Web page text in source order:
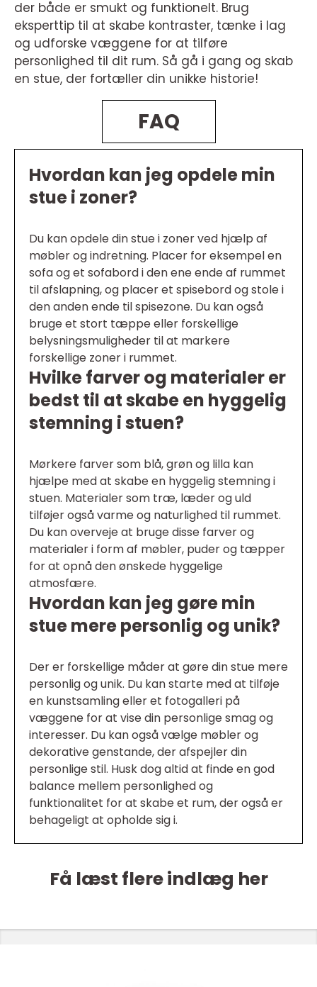
der både er smukt og funktionelt. Brug
eksperttip til at skabe kontraster, tænke i lag
og udforske væggene for at tilføre
personlighed til dit rum. Så gå i gang og skab
en stue, der fortæller din unikke historie!
FAQ
Hvordan kan jeg opdele min
stue i zoner?
Du kan opdele din stue i zoner ved hjælp af
møbler og indretning. Placer for eksempel en
sofa og et sofabord i den ene ende af rummet
til afslapning, og placer et spisebord og stole i
den anden ende til spisezone. Du kan også
bruge et stort tæppe eller forskellige
belysningsmuligheder til at markere
forskellige zoner i rummet.
Hvilke farver og materialer er
bedst til at skabe en hyggelig
stemning i stuen?
Mørkere farver som blå, grøn og lilla kan
hjælpe med at skabe en hyggelig stemning i
stuen. Materialer som træ, læder og uld
tilføjer også varme og naturlighed til rummet.
Du kan overveje at bruge disse farver og
materialer i form af møbler, puder og tæpper
for at opnå den ønskede hyggelige
atmosfære.
Hvordan kan jeg gøre min
stue mere personlig og unik?
Der er forskellige måder at gøre din stue mere
personlig og unik. Du kan starte med at tilføje
en kunstsamling eller et fotogalleri på
væggene for at vise din personlige smag og
interesser. Du kan også vælge møbler og
dekorative genstande, der afspejler din
personlige stil. Husk dog altid at finde en god
balance mellem personlighed og
funktionalitet for at skabe et rum, der også er
behageligt at opholde sig i.
Få læst flere indlæg her